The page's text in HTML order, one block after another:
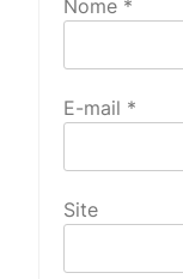
Nome *
E-mail *
Site